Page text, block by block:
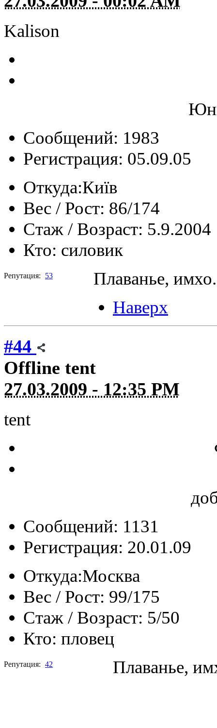
Kalison
Сообщений: 1983
Регистрация: 05.09.05
Откуда:Київ
Вес / Рост: 86/174
Стаж / Возраст: 5.9.2004
Кто: силовик
Репутация: 53
Плаванье, имхо.
Наверх
#44
Offline tent
27.03.2009 - 12:35 PM
tent
Сообщений: 1131
Регистрация: 20.01.09
Откуда:Москва
Вес / Рост: 99/175
Стаж / Возраст: 5/50
Кто: пловец
Репутация: 42 Плаванье,